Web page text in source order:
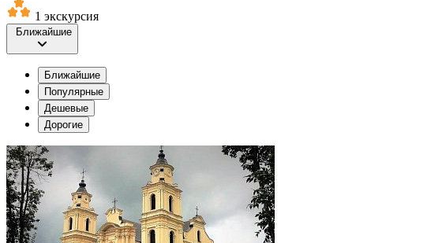
1 экскурсия
Ближайшие
Ближайшие
Популярные
Дешевые
Дорогие